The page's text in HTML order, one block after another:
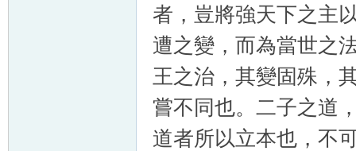
者，豈將強天下之主
遭之變，而為當世之
王之治，其變固殊，
嘗不同也。二子之道
道者所以立本也，不